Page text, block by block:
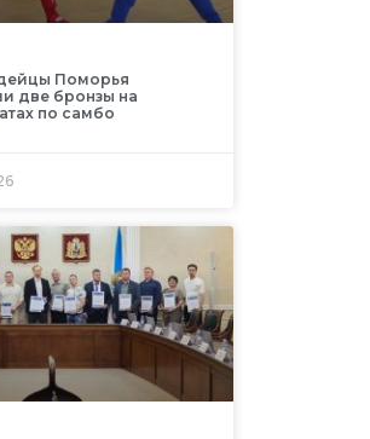
Поморья
две бронзы на
по самбо